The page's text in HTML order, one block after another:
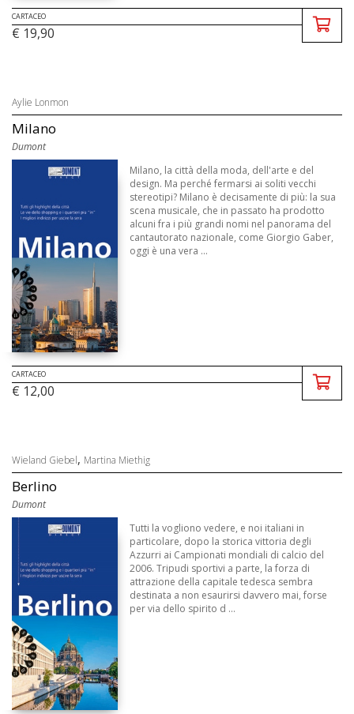
CARTACEO
€ 19,90
Aylie Lonmon
Milano
Dumont
Milano, la città della moda, dell'arte e del
design. Ma perché fermarsi ai soliti vecchi
stereotipi? Milano è decisamente di più: la sua
scena musicale, che in passato ha prodotto
alcuni fra i più grandi nomi nel panorama del
cantautorato nazionale, come Giorgio Gaber,
oggi è una vera ...
CARTACEO
€ 12,00
Wieland Giebel, Martina Miethig
Berlino
Dumont
Tutti la vogliono vedere, e noi italiani in
particolare, dopo la storica vittoria degli
Azzurri ai Campionati mondiali di calcio del
2006. Tripudi sportivi a parte, la forza di
attrazione della capitale tedesca sembra
destinata a non esaurirsi davvero mai, forse
per via dello spirito d ...